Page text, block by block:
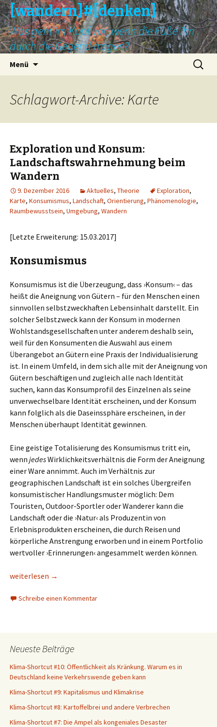
[wandern]#[denken]
Was geht im Kopf vor, wenn die Füße ihn
durch die Gegend tragen?
Menü
Suche
nach:
Schlagwort-Archive: Karte
Exploration und Konsum:
Landschaftswahrnehmung beim
Wandern
9. Dezember 2016 Aktuelles, Theorie Exploration,
Karte, Konsumismus, Landschaft, Orientierung, Phänomenologie,
Raumbewusstsein, Umgebung, Wandern
[Letzte Erweiterung: 15.03.2017]
Konsumismus
Konsumismus ist die Überzeugung, dass ›Konsum‹ – das
heißt die Aneignung von Gütern – für den Menschen einen
sinnvollen selbstzweckhaften Lebensinhalt darstellt. Ein
solcher Selbstzweck kann der Konsum in modernen
Wohlstandsgesellschaften unter anderem deshalb sein,
weil für den Konsumenten die Auswahl aus einem
Überangebot an Gütern eine Praxis der Individualisierung
ist. In einem Umfeld, in dem sich alle mit der Aneignung von
Gütern beschäftigen und zugleich alle nach Identität
suchen, kann das Konsumprofil des Einzelnen als seine
unverwechselbare Identität erscheinen, und der Konsum
kann folglich als die Daseinssphäre erscheinen, in der
Menschen überhaupt Identität gewinnen.
Eine geistige Totalisierung des Konsumismus tritt ein,
wenn jedesWirklichkeitsverhältnis die Form der Aneignung
einer Ware annimmt. Auch im Verhältnis zur
geographischen Landschaft ist ein solches Übergreifen
konsumistischer Handlungsmuster möglich: Dem
Touristen, Outdoor-Sportler oder Wanderer kann die
Landschaft oder die ›Natur‹ als Produzentin von
Erlebnisprodukten erscheinen, die durch Reisen und
körperliche Anstrengung erworben und in einem Portfolio
wertvoller ›Erinnerungen‹ angesammelt werden können.
Exploration und Konsum: Landschaftswahrnehmung beim
weiterlesen →
Schreibe einen Kommentar
Neueste Beiträge
Klima-Shortcut #10: Öffentlichkeit als Kränkung. Warum es in
Deutschland keine Verkehrswende geben kann
Klima-Shortcut #9: Kapitalismus und Klimakrise
Klima-Shortcut #8: Kartoffelbrei und andere Verbrechen
Klima-Shortcut #7: Die Ampel als kongeniales Desaster